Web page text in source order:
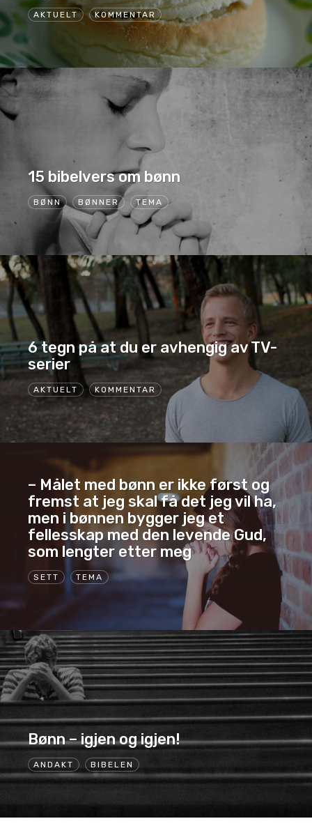
AKTUELT KOMMENTAR
BØNN BØNNER TEMA
15 bibelvers om bønn
AKTUELT KOMMENTAR
6 tegn på at du er avhengig av TV-
serier
SETT TEMA
– Målet med bønn er ikke først og
fremst at jeg skal få det jeg vil ha,
men i bønnen bygger jeg et
fellesskap med den levende Gud,
som lengter etter meg
ANDAKT BIBELEN
Bønn – igjen og igjen!